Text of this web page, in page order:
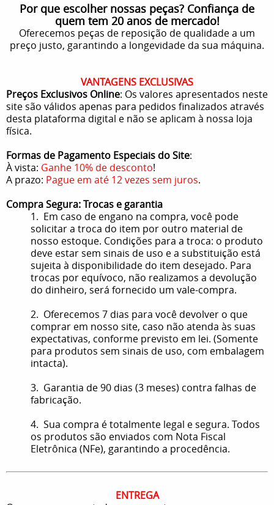
Por que escolher nossas peças? Confiança de
quem tem 20 anos de mercado!
Oferecemos peças de reposição de qualidade a um
preço justo, garantindo a longevidade da sua máquina.
VANTAGENS EXCLUSIVAS
Preços Exclusivos Online: Os valores apresentados neste
site são válidos apenas para pedidos finalizados através
desta plataforma digital e não se aplicam à nossa loja
física.
Formas de Pagamento Especiais do Site:
À vista: Ganhe 10% de desconto!
A prazo: Pague em até 12 vezes sem juros.
Compra Segura: Trocas e garantia
1. Em caso de engano na compra, você pode
solicitar a troca do item por outro material de
nosso estoque. Condições para a troca: o produto
deve estar sem sinais de uso e a substituição está
sujeita à disponibilidade do item desejado. Para
trocas por equívoco, não realizamos a devolução
do dinheiro, será fornecido um vale-compra.
2. Oferecemos 7 dias para você devolver o que
comprar em nosso site, caso não atenda às suas
expectativas, conforme previsto em lei. (Somente
para produtos sem sinais de uso, com embalagem
intacta).
3. Garantia de 90 dias (3 meses) contra falhas de
fabricação.
4. Sua compra é totalmente legal e segura. Todos
os produtos são enviados com Nota Fiscal
Eletrônica (NFe), garantindo a procedência.
ENTREGA